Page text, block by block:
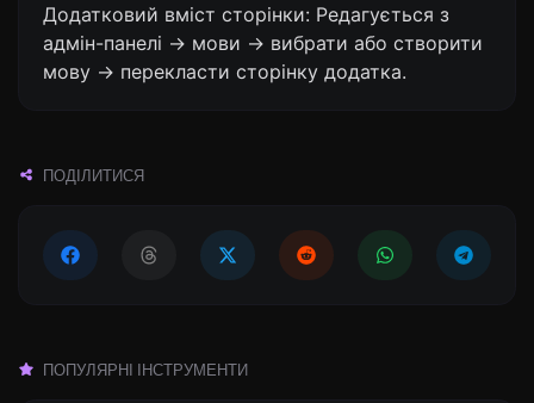
Додатковий вміст сторінки: Редагується з
адмін-панелі -> мови -> вибрати або створити
мову -> перекласти сторінку додатка.
ПОДІЛИТИСЯ
ПОПУЛЯРНІ ІНСТРУМЕНТИ